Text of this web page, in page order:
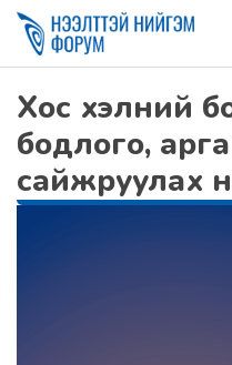
Хос хэлний
бодлого, арга
сайжруулах